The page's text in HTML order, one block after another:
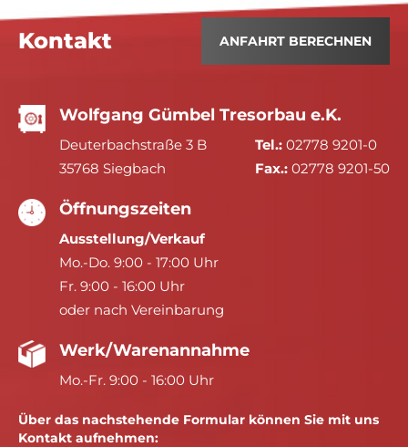
Kontakt ANFAHRT BERECHNEN
Wolfgang Gümbel Tresorbau e.K.
Deuterbachstraße 3 B
35768 Siegbach
Tel.: 02778 9201-0
Fax.: 02778 9201-50
Öffnungszeiten
Ausstellung/Verkauf
Mo.-Do. 9:00 - 17:00 Uhr
Fr. 9:00 - 16:00 Uhr
oder nach Vereinbarung
Werk/Warenannahme
Mo.-Fr. 9:00 - 16:00 Uhr
Über das nachstehende Formular können Sie mit uns
Kontakt aufnehmen: